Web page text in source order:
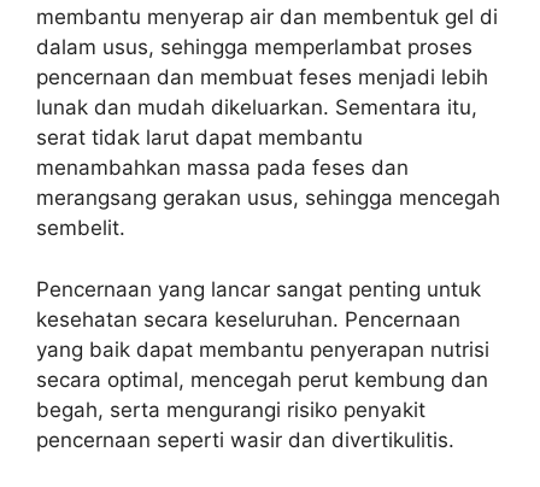
membantu menyerap air dan membentuk gel di
dalam usus, sehingga memperlambat proses
pencernaan dan membuat feses menjadi lebih
lunak dan mudah dikeluarkan. Sementara itu,
serat tidak larut dapat membantu
menambahkan massa pada feses dan
merangsang gerakan usus, sehingga mencegah
sembelit.
Pencernaan yang lancar sangat penting untuk
kesehatan secara keseluruhan. Pencernaan
yang baik dapat membantu penyerapan nutrisi
secara optimal, mencegah perut kembung dan
begah, serta mengurangi risiko penyakit
pencernaan seperti wasir dan divertikulitis.